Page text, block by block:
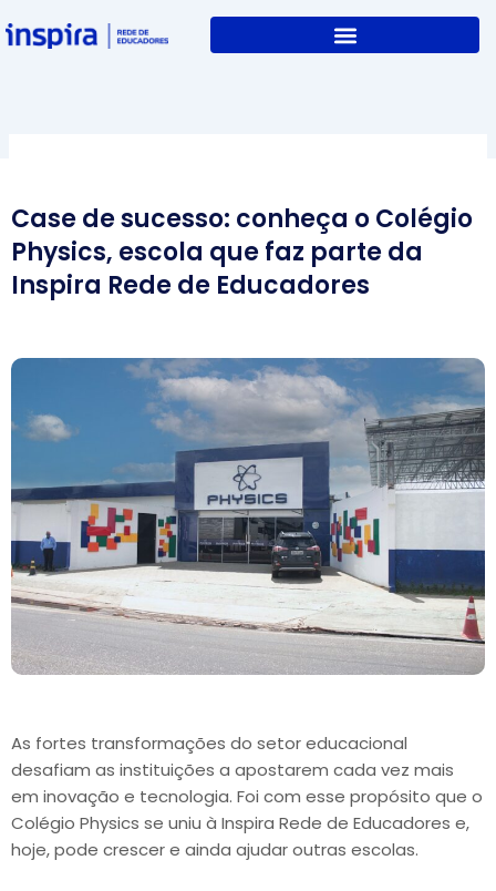
to
Case de sucesso: conheça o Colégio
Physics, escola que faz parte da
Inspira Rede de Educadores
As fortes transformações do setor educacional
desafiam as instituições a apostarem cada vez mais
em inovação e tecnologia. Foi com esse propósito que o
Colégio Physics se uniu à Inspira Rede de Educadores e,
hoje, pode crescer e ainda ajudar outras escolas.